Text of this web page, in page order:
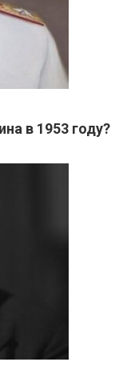
в 1953 году?